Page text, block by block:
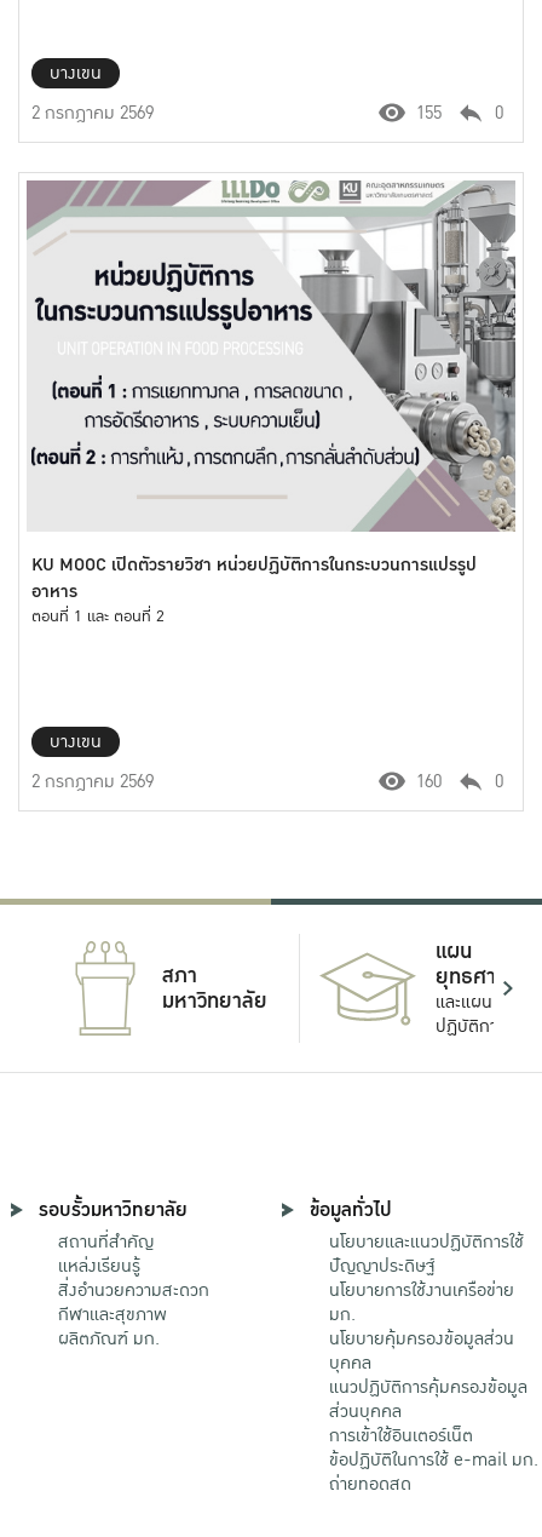
บางเขน
2 กรกฎาคม 2569
155 0
KU MOOC เปิดตัวรายวิชา หน่วยปฏิบัติการในกระบวนการแปรรูป
อาหาร
ตอนที่ 1 และ ตอนที่ 2
บางเขน
2 กรกฎาคม 2569
160 0
สภา
มหาวิทยาลัย
แผน
ยุทธศาสตร์
และแผน
ปฏิบัติการ
รอบรั้วมหาวิทยาลัย
สถานที่สำคัญ
แหล่งเรียนรู้
สิ่งอำนวยความสะดวก
กีฬาและสุขภาพ
ผลิตภัณฑ์ มก.
ข้อมูลทั่วไป
นโยบายและแนวปฏิบัติการใช้
ปัญญาประดิษฐ์
นโยบายการใช้งานเครือข่าย
มก.
นโยบายคุ้มครองข้อมูลส่วน
บุคคล
แนวปฏิบัติการคุ้มครองข้อมูล
ส่วนบุคคล
การเข้าใช้อินเตอร์เน็ต
ข้อปฏิบัติในการใช้ e-mail มก.
ถ่ายทอดสด